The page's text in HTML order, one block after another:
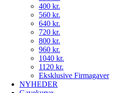
400 kr.
560 kr.
640 kr.
720 kr.
800 kr.
960 kr.
1040 kr.
1120 kr.
Eksklusive Firmagaver
NYHEDER